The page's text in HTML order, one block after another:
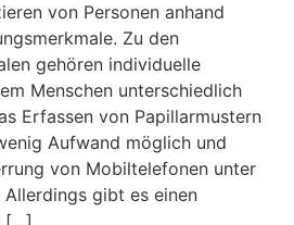
von Personen anhand
Zu den
gehören individuelle
Menschen unterschiedlich
Erfassen von Papillarmustern
Aufwand möglich und
von Mobiltelefonen unter
gibt es einen